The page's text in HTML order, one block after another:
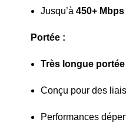
Jusqu’à 450+ Mbps
Portée :
Très longue portée
Conçu pour des
Performances